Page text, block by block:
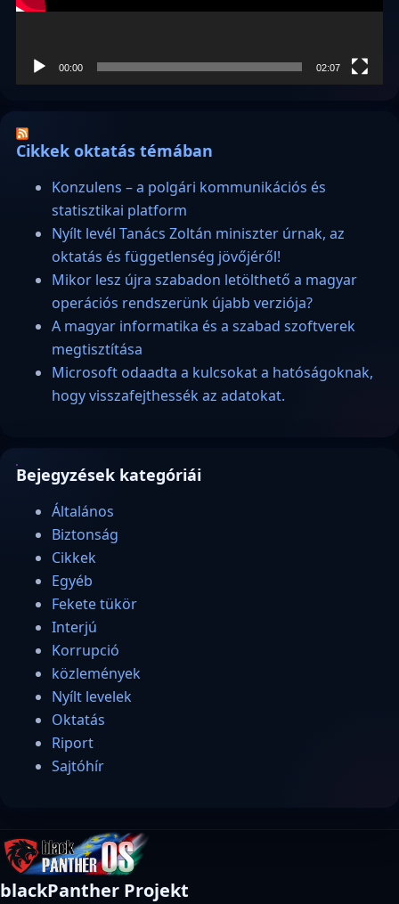
00:00 02:07
Cikkek oktatás témában
Konzulens – a polgári kommunikációs és
statisztikai platform
Nyílt levél Tanács Zoltán miniszter úrnak, az
oktatás és függetlenség jövőjéről!
Mikor lesz újra szabadon letölthető a magyar
operációs rendszerünk újabb verziója?
A magyar informatika és a szabad szoftverek
megtisztítása
Microsoft odaadta a kulcsokat a hatóságoknak,
hogy visszafejthessék az adatokat.
Bejegyzések kategóriái
Általános
Biztonság
Cikkek
Egyéb
Fekete tükör
Interjú
Korrupció
közlemények
Nyílt levelek
Oktatás
Riport
Sajtóhír
blackPanther Projekt